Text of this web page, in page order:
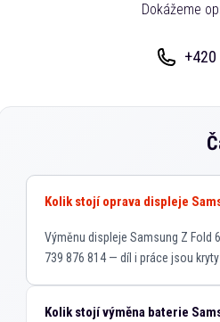
Dokážeme
Kolik stojí oprava displeje
Výměnu displeje Samsung Z Fold
739 876 814 — díl i práce jsou
Kolik stojí výměna baterie